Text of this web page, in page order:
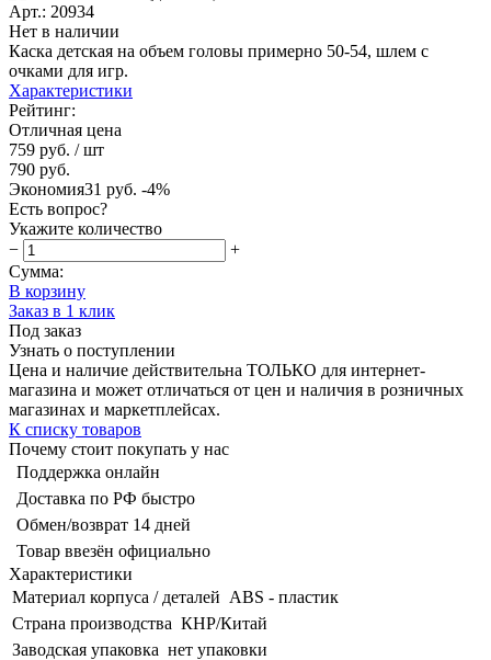
Арт.: 20934
Нет в наличии
Каска детская на объем головы примерно 50-54, шлем с
очками для игр.
Характеристики
Рейтинг:
Отличная цена
759 руб. / шт
790 руб.
Экономия31 руб. -4%
Есть вопрос?
Укажите количество
−
+
Сумма:
В корзину
Заказ в 1 клик
Под заказ
Узнать о поступлении
Цена и наличие действительна ТОЛЬКО для интернет-
магазина и может отличаться от цен и наличия в розничных
магазинах и маркетплейсах.
К списку товаров
Почему стоит покупать у нас
Поддержка онлайн
Доставка по РФ быстро
Обмен/возврат 14 дней
Товар ввезён официально
Характеристики
Материал корпуса / деталей ABS - пластик
Страна производства КНР/Китай
Заводская упаковка нет упаковки